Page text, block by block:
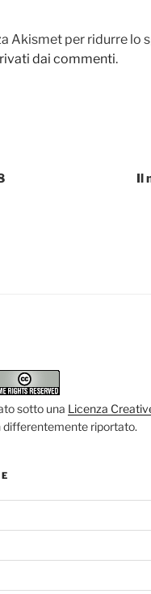
Akismet per ridurre lo
dai commenti.
Il
sotto una Licenza
differentemente riportato.